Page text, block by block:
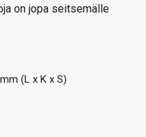
on jopa seitsemälle
(L x K x S)